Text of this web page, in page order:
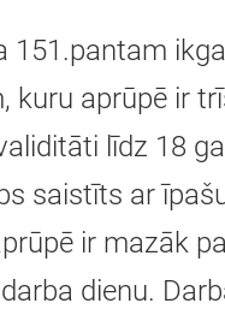
151.pantam
kuru aprūpē ir
līdz 18
saistīts ar
ir mazāk
dienu.